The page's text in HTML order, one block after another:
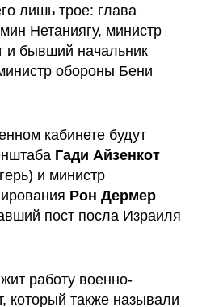
лишь трое: глава
Нетаниягу, министр
и бывший начальник
обороны Бени
кабинете будут
Гади Айзенкот
и министр
Рон Дермер
пост посла Израиля
работу военно-
который также называли